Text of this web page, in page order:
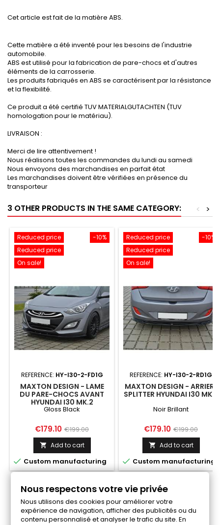
Cet article est fait de la matière ABS.
Cette matière a été inventé pour les besoins de l'industrie
automobile.
ABS est utilisé pour la fabrication de pare-chocs et d'autres
éléments de la carrosserie.
Les produits fabriqués en ABS se caractérisent par la résistance
et la flexibilité.
Ce produit a été certifié TUV MATERIALGUTACHTEN (TUV
homologation pour le matériau).
LIVRAISON :
Merci de lire attentivement !
Nous réalisons toutes les commandes du lundi au samedi
Nous envoyons des marchandises en parfait état
Les marchandises doivent être vérifiées en présence du
transporteur
3 OTHER PRODUCTS IN THE SAME CATEGORY: >
<
-10%
Reduced price
Reduced price
On sale!
REFERENCE: HY-I30-2-FD1G
MAXTON DESIGN - LAME
DU PARE-CHOCS AVANT
HYUNDAI I30 MK.2
Gloss Black
Price
€179.10 Regular
price
€199.00
 Add to cart
 Custom manufacturing
-10%
Reduced price
Reduced price
On sale!
REFERENCE: HY-I30-2-RD1G
MAXTON DESIGN - ARRIERE
SPLITTER HYUNDAI I30 MK.2
Noir Brillant
Price
€179.10 Regular
price
€199.00
 Add to cart
 Custom manufacturing
Follow us on Facebook
Nous respectons votre vie privée
Nous utilisons des cookies pour améliorer votre
expérience de navigation, afficher des publicités ou du
contenu personnalisé et analyser le trafic du site. En